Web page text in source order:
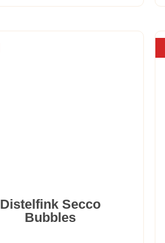
Distelfink Secco
Bubbles